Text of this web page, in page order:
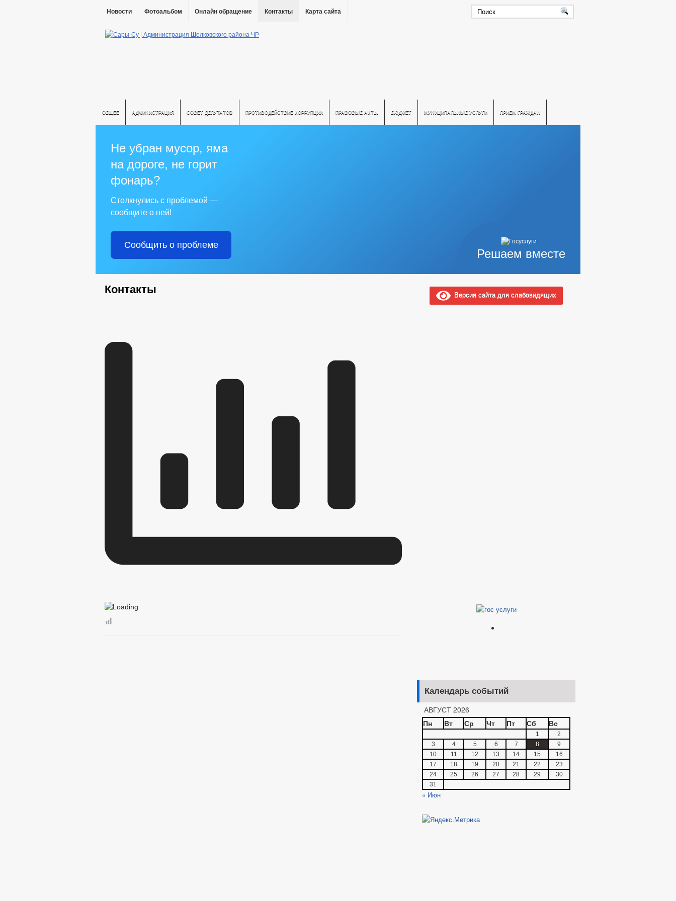
Новости Фотоальбом Онлайн обращение Контакты Карта сайта
ОБЩЕЕ АДМИНИСТРАЦИЯ СОВЕТ ДЕПУТАТОВ ПРОТИВОДЕЙСТВИЕ КОРРУПЦИИ ПРАВОВЫЕ АКТЫ БЮДЖЕТ МУНИЦИПАЛЬНЫЕ УСЛУГИ ПРИЕМ ГРАЖДАН
Решаем вместе
Не убран мусор, яма
на дороге, не горит
фонарь?
Столкнулись с проблемой —
сообщите о ней!
Сообщить о проблеме
Контакты Версия сайта для слабовидящих
Календарь событий
АВГУСТ 2026
Пн
Вт Ср Чт Пт Сб Вс
1
2
3
4 5 6 7 8
9
10
11 12 13 14 15
16
17
18 19 20 21 22
23
24
25 26 27 28 29
30
31
« Июн